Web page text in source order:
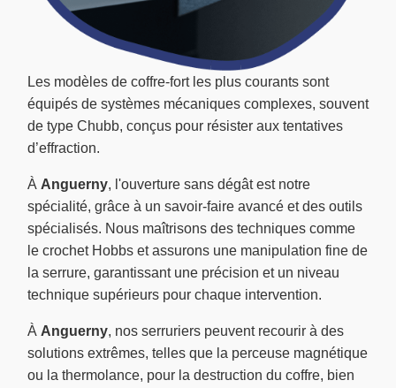
Les modèles de coffre-fort les plus courants sont
équipés de systèmes mécaniques complexes, souvent
de type Chubb, conçus pour résister aux tentatives
d’effraction.
À Anguerny, l'ouverture sans dégât est notre
spécialité, grâce à un savoir-faire avancé et des outils
spécialisés. Nous maîtrisons des techniques comme
le crochet Hobbs et assurons une manipulation fine de
la serrure, garantissant une précision et un niveau
technique supérieurs pour chaque intervention.
À Anguerny, nos serruriers peuvent recourir à des
solutions extrêmes, telles que la perceuse magnétique
ou la thermolance, pour la destruction du coffre, bien